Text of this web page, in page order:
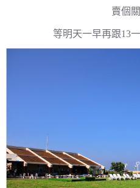
賣個
等明天一早再跟13